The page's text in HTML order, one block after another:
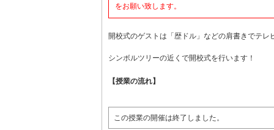
をお願い致します。
開校式のゲストは「歴ドル」などの肩書きでテ
シンボルツリーの近くで開校式を行います！
【授業の流れ】
この授業の開催は終了しました。